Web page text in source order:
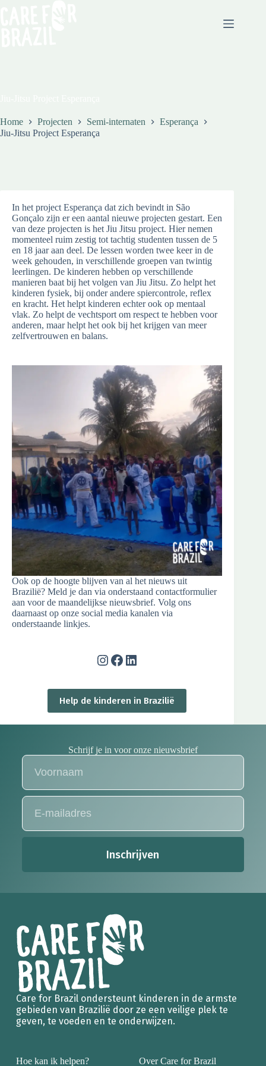
Home Projecten Semi-internaten
Esperança
Jiu-Jitsu Project Esperança
In het project Esperança dat zich bevindt in São
Gonçalo zijn er een aantal nieuwe projecten gestart. Een
van deze projecten is het Jiu Jitsu project. Hier nemen
momenteel ruim zestig tot tachtig studenten tussen de 5
en 18 jaar aan deel. De lessen worden twee keer in de
week gehouden, in verschillende groepen van twintig
leerlingen. De kinderen hebben op verschillende
manieren baat bij het volgen van Jiu Jitsu. Zo helpt het
kinderen fysiek, bij onder andere spiercontrole, reflex
en kracht. Het helpt kinderen echter ook op mentaal
vlak. Zo helpt de vechtsport om respect te hebben voor
anderen, maar helpt het ook bij het krijgen van meer
zelfvertrouwen en balans.
Ook op de hoogte blijven van al het nieuws uit
Brazilië? Meld je dan via onderstaand contactformulier
aan voor de maandelijkse nieuwsbrief. Volg ons
daarnaast op onze social media kanalen via
onderstaande linkjes.
Help de kinderen in Brazilië
Schrijf je in voor onze nieuwsbrief
Inschrijven
Care for Brazil ondersteunt kinderen in de armste
gebieden van Brazilië door ze een veilige plek te
geven, te voeden en te onderwijzen.
Hoe kan ik helpen? Over Care for Brazil